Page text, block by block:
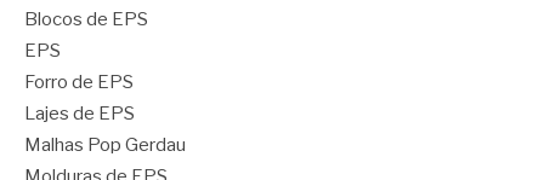
Blocos de EPS
EPS
Forro de EPS
Lajes de EPS
Malhas Pop Gerdau